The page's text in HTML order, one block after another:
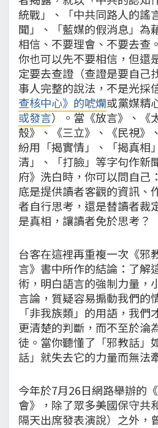
統戰」、「中共同路人的謠
聞」、「藍媒的假消息」為
相信、不要理會、不要去查
你也可以先不要相信，但還
定要去查證（查證是要自己
事人完整的說法，不是光採
查核中心》的唬爛或黨媒精
或發言）。當《放言》、《
殼》、《三立》、《民視》
紛用「揭實情」、「揭真相
清」、「打臉」等字句作新
府》洗白時，你可以問自己：
底是提供讀者客觀的資訊、
者自行思考，還是替讀者裁
是真相，讓讀者免於思考？
台客在這裡再重複一次《邪
言》書中所作的結論：了解
術，明白語言的強制力量，
言論，質疑容易搧動我們的
「非我族類」的用語，我們
更清楚的判斷，而不至於淪
徒。當你聽懂了「邪教話」
話」就失去它的力量而無法
今年於7月26日網路舉辦的
會》，除了眾多美國保守共
隔天出席發表演說）之外，